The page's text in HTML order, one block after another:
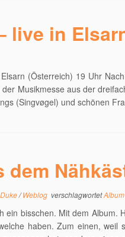
live in
(Österreich) 19 Uhr
Musikmesse aus der
(Singvøgel) und schönen
dem
Duke/Weblog verschlagwortet
ein bisschen. Mit dem Album.
haben. Zum einen, weil